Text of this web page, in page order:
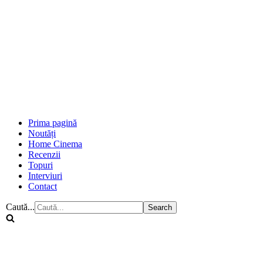
Prima pagină
Noutăți
Home Cinema
Recenzii
Topuri
Interviuri
Contact
Caută...